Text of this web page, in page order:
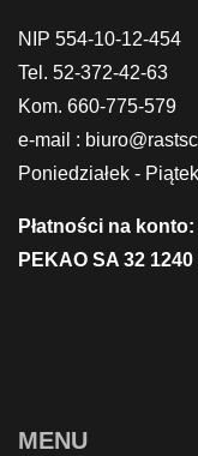
NIP 554-10-12-454
Tel. 52-372-42-63
Kom. 660-775-579
e-mail :
Poniedziałek -
Płatności na konto:
PEKAO SA 32
MENU